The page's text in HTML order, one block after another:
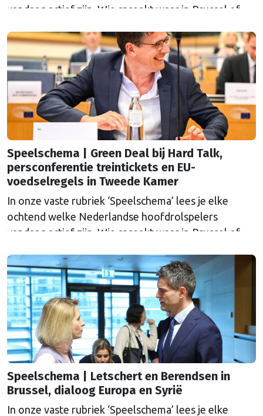
vandaag actief zijn. Wie spreekt waar in Brussel of
agenda?
Speelschema | Green Deal bij Hard Talk,
persconferentie treintickets en EU-
voedselregels in Tweede Kamer
In onze vaste rubriek ‘Speelschema’ lees je elke
ochtend welke Nederlandse hoofdrolspelers
vandaag actief zijn. Wie spreekt waar in Brussel of
agenda?
Speelschema | Letschert en Berendsen in
Brussel, dialoog Europa en Syrië
In onze vaste rubriek ‘Speelschema’ lees je elke